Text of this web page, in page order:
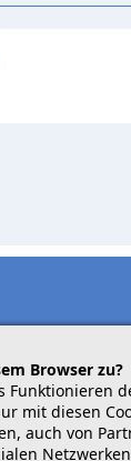
teilen
Browser zu?
mit diesen
auch von